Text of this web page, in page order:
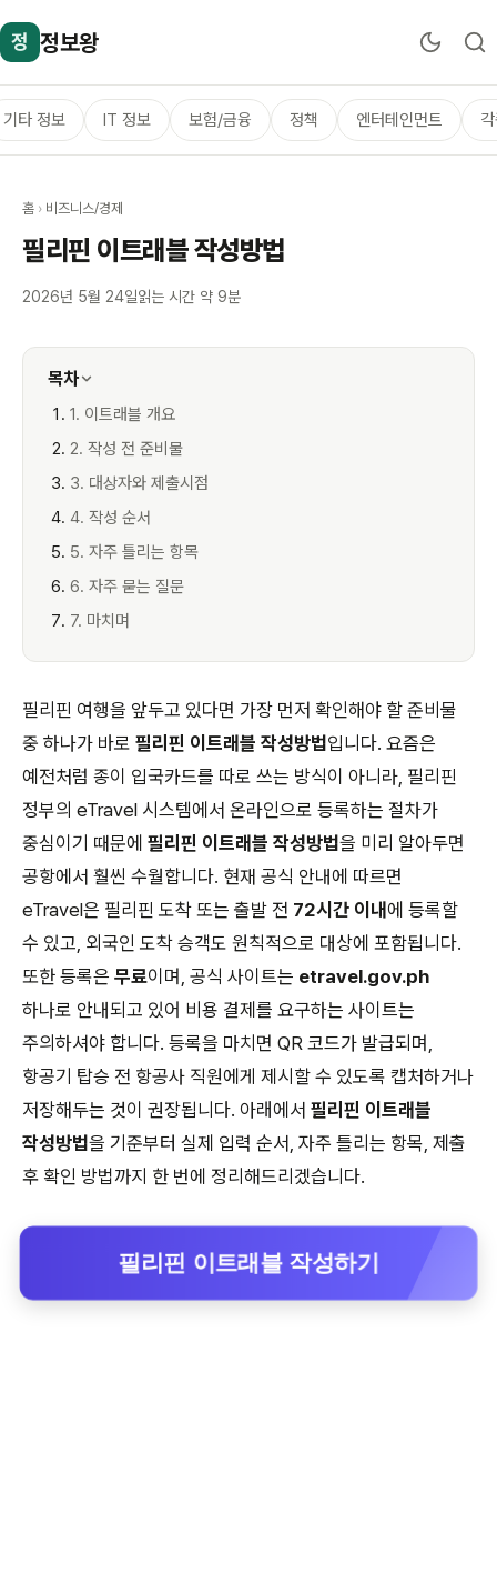
정 정보왕
기타 정보 IT 정보 보험/금융 정책 엔터테인먼트
홈 › 비즈니스/경제
필리핀 이트래블 작성방법
2026년 5월 24일읽는 시간 약 9분
목차
1. 이트래블 개요
2. 작성 전 준비물
3. 대상자와 제출시점
4. 작성 순서
5. 자주 틀리는 항목
6. 자주 묻는 질문
7. 마치며
필리핀 여행을 앞두고 있다면 가장 먼저 확인해야 할 준비물
중 하나가 바로 필리핀 이트래블 작성방법입니다. 요즘은
예전처럼 종이 입국카드를 따로 쓰는 방식이 아니라, 필리핀
정부의 eTravel 시스템에서 온라인으로 등록하는 절차가
중심이기 때문에 필리핀 이트래블 작성방법을 미리 알아두면
공항에서 훨씬 수월합니다. 현재 공식 안내에 따르면
eTravel은 필리핀 도착 또는 출발 전 72시간 이내에 등록할
수 있고, 외국인 도착 승객도 원칙적으로 대상에 포함됩니다.
또한 등록은 무료이며, 공식 사이트는 etravel.gov.ph
하나로 안내되고 있어 비용 결제를 요구하는 사이트는
주의하셔야 합니다. 등록을 마치면 QR 코드가 발급되며,
항공기 탑승 전 항공사 직원에게 제시할 수 있도록 캡처하거나
저장해두는 것이 권장됩니다. 아래에서 필리핀 이트래블
작성방법을 기준부터 실제 입력 순서, 자주 틀리는 항목, 제출
후 확인 방법까지 한 번에 정리해드리겠습니다.
필리핀 이트래블 작성하기